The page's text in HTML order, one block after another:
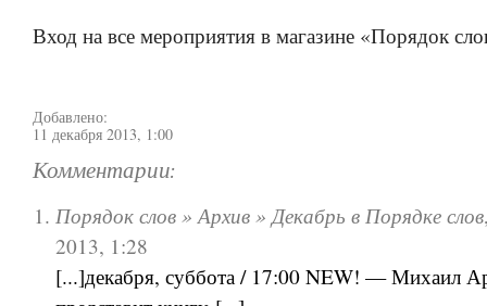
Вход на все мероприятия в магазине «Порядок
Добавлено:
11 декабря 2013, 1:00
Комментарии:
Порядок слов » Архив » Декабрь в Порядке слов
2013, 1:28
[...]декабря, суббота / 17:00 NEW! — Михаил